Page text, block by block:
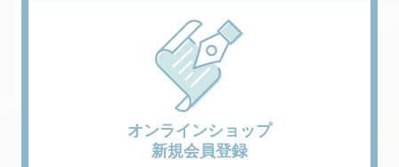
オンラインショップ
新規会員登録